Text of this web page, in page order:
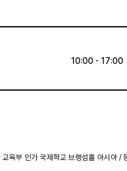
10:00 - 17:00
교육부 인가 국제학교 브랭섬홀 아시아